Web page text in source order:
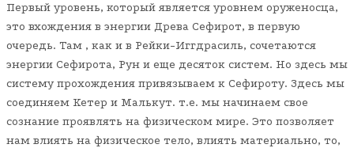
Первый уровень, который является уровнем оруженосца,
это вхождения в энергии Древа Сефирот, в первую
очередь. Там , как и в Рейки-Иггдрасиль, сочетаются
энергии Сефирота, Рун и еще десяток систем. Но здесь мы
систему прохождения привязываем к Сефироту. Здесь мы
соединяем Кетер и Малькут. т.е. мы начинаем свое
сознание проявлять на физическом мире. Это позволяет
нам влиять на физическое тело, влиять материально, то,